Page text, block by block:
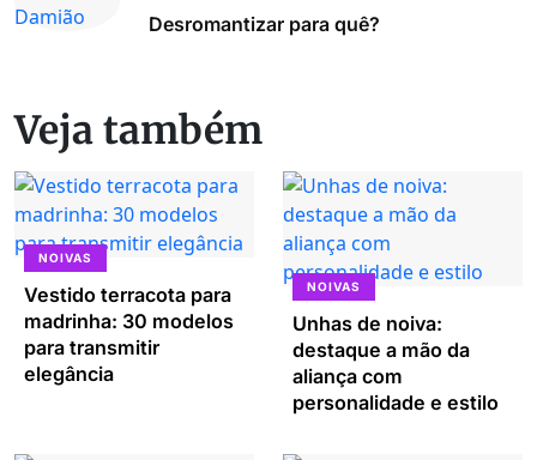
Desromantizar para quê?
Veja também
NOIVAS
Vestido terracota para
madrinha: 30 modelos
para transmitir
elegância
NOIVAS
Unhas de noiva:
destaque a mão da
aliança com
personalidade e estilo